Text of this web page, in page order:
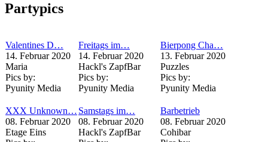
Partypics
Valentines D…
14. Februar 2020
Maria
Pics by:
Pyunity Media
Freitags im…
14. Februar 2020
Hackl's ZapfBar
Pics by:
Pyunity Media
Bierpong Cha…
13. Februar 2020
Puzzles
Pics by:
Pyunity Media
XXX Unknown…
08. Februar 2020
Etage Eins
Samstags im…
08. Februar 2020
Hackl's ZapfBar
Barbetrieb
08. Februar 2020
Cohibar